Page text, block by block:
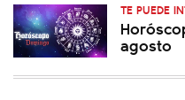
TE PUEDE
agosto